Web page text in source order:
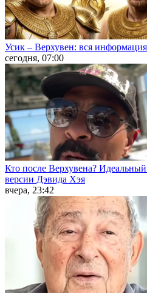
Усик – Верхувен: вся
сегодня, 07:00
Кто после Верхувена?
версии Дэвида Хэя
вчера, 23:42